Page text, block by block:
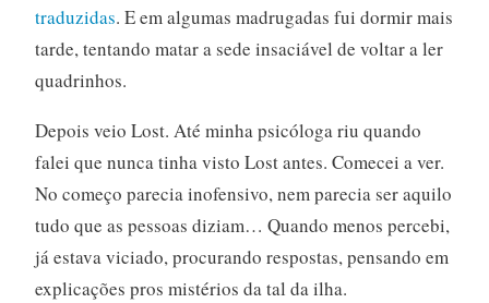
traduzidas. E em algumas madrugadas fui dormir mais
tarde, tentando matar a sede insaciável de voltar a ler
quadrinhos.
Depois veio Lost. Até minha psicóloga riu quando
falei que nunca tinha visto Lost antes. Comecei a ver.
No começo parecia inofensivo, nem parecia ser aquilo
tudo que as pessoas diziam… Quando menos percebi,
já estava viciado, procurando respostas, pensando em
explicações pros mistérios da tal da ilha.